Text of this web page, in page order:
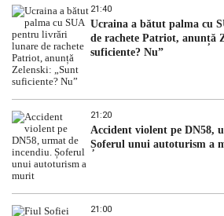
21:40
Ucraina a bătut palma cu
de rachete Patriot, anunță
suficiente? Nu”
21:20
Accident violent pe DN58,
Șoferul unui autoturism a
21:00